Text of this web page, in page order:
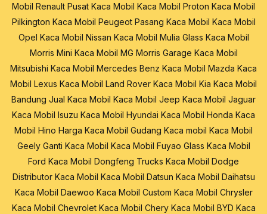
Mobil Renault Pusat Kaca Mobil Kaca Mobil Proton Kaca Mobil
Pilkington Kaca Mobil Peugeot Pasang Kaca Mobil Kaca Mobil
Opel Kaca Mobil Nissan Kaca Mobil Mulia Glass Kaca Mobil
Morris Mini Kaca Mobil MG Morris Garage Kaca Mobil
Mitsubishi Kaca Mobil Mercedes Benz Kaca Mobil Mazda Kaca
Mobil Lexus Kaca Mobil Land Rover Kaca Mobil Kia Kaca Mobil
Bandung Jual Kaca Mobil Kaca Mobil Jeep Kaca Mobil Jaguar
Kaca Mobil Isuzu Kaca Mobil Hyundai Kaca Mobil Honda Kaca
Mobil Hino Harga Kaca Mobil Gudang Kaca mobil Kaca Mobil
Geely Ganti Kaca Mobil Kaca Mobil Fuyao Glass Kaca Mobil
Ford Kaca Mobil Dongfeng Trucks Kaca Mobil Dodge
Distributor Kaca Mobil Kaca Mobil Datsun Kaca Mobil Daihatsu
Kaca Mobil Daewoo Kaca Mobil Custom Kaca Mobil Chrysler
Kaca Mobil Chevrolet Kaca Mobil Chery Kaca Mobil BYD Kaca